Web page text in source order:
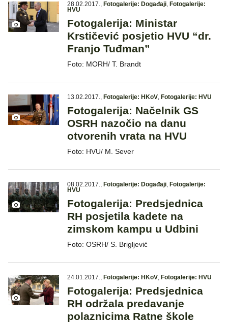
28.02.2017., Fotogalerije: Događaji, Fotogalerije:
HVU
Fotogalerija: Ministar
Krstičević posjetio HVU “dr.
Franjo Tuđman”
Foto: MORH/ T. Brandt
13.02.2017., Fotogalerije: HKoV, Fotogalerije: HVU
Fotogalerija: Načelnik GS
OSRH nazočio na danu
otvorenih vrata na HVU
Foto: HVU/ M. Sever
08.02.2017., Fotogalerije: Događaji, Fotogalerije:
HVU
Fotogalerija: Predsjednica
RH posjetila kadete na
zimskom kampu u Udbini
Foto: OSRH/ S. Brigljević
24.01.2017., Fotogalerije: HKoV, Fotogalerije: HVU
Fotogalerija: Predsjednica
RH održala predavanje
polaznicima Ratne škole